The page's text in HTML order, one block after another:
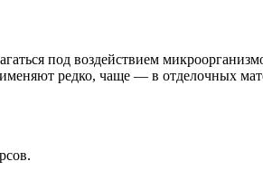
под воздействием
редко, чаще — в отделочных